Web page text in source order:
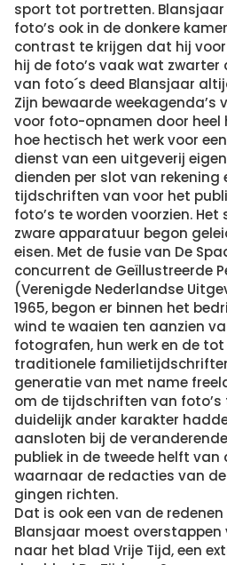
sport tot portretten. Blansjaar
foto’s ook in de donkere
contrast te krijgen dat hij
hij de foto’s vaak wat zwarter
van foto´s deed Blansjaar
Zijn bewaarde weekagenda’s
voor foto-opnamen door heel
hoe hectisch het werk voor
dienst van een uitgeverij
dienden per slot van rekening
tijdschriften van voor het
foto’s te worden voorzien.
zware apparatuur begon
eisen. Met de fusie van De
concurrent de Geïllustreerde
(Verenigde Nederlandse
1965, begon er binnen het
wind te waaien ten aanzien
fotografen, hun werk en de
traditionele
generatie van met name
om de tijdschriften van foto’s
duidelijk ander karakter
aansloten bij de
publiek in de tweede helft van
waarnaar de redacties van
gingen richten.
Dat is ook een van de redenen
Blansjaar moest overstappen
naar het blad Vrije Tijd, een